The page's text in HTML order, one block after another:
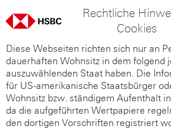
Rechtliche
Cookies
Diese Webseiten richten sich nur an
dauerhaften Wohnsitz in dem folgend
auszuwählenden Staat haben. Die
für US-amerikanische Staatsbürger
Wohnsitz bzw. ständigem Aufenthalt
da die aufgeführten Wertpapiere
den dortigen Vorschriften registriert